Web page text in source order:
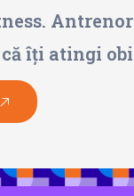
îți atingi